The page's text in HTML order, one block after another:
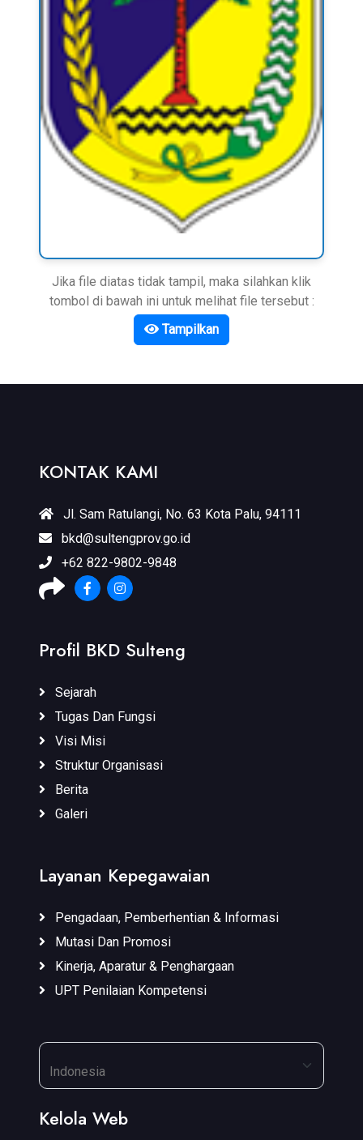
Jika file diatas tidak tampil, maka silahkan klik
tombol di bawah ini untuk melihat file tersebut :
Tampilkan
KONTAK KAMI
Jl. Sam Ratulangi, No. 63 Kota Palu, 94111
bkd@sultengprov.go.id
+62 822-9802-9848
Profil BKD Sulteng
Sejarah
Tugas Dan Fungsi
Visi Misi
Struktur Organisasi
Berita
Galeri
Layanan Kepegawaian
Pengadaan, Pemberhentian & Informasi
Mutasi Dan Promosi
Kinerja, Aparatur & Penghargaan
UPT Penilaian Kompetensi
Kelola Web